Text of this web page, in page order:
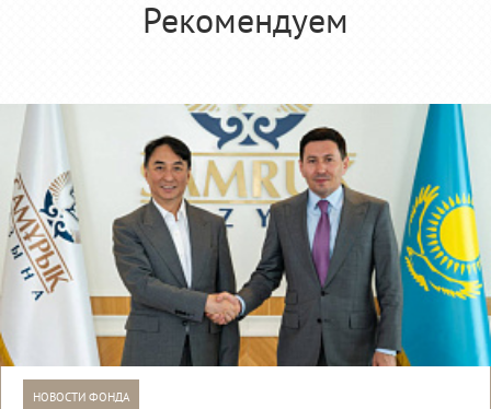
Рекомендуем
НОВОСТИ ФОНДА